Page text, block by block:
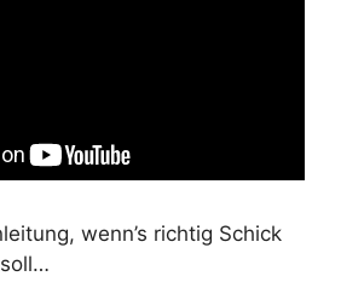
wenn’s richtig Schick